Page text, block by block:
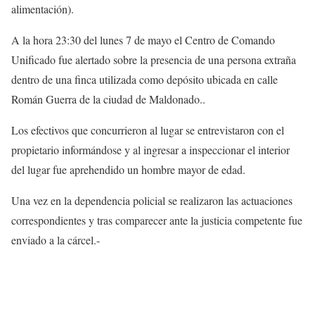
alimentación).
A la hora 23:30 del lunes 7 de mayo el Centro de Comando
Unificado fue alertado sobre la presencia de una persona extraña
dentro de una finca utilizada como depósito ubicada en calle
Román Guerra de la ciudad de Maldonado..
Los efectivos que concurrieron al lugar se entrevistaron con el
propietario informándose y al ingresar a inspeccionar el interior
del lugar fue aprehendido un hombre mayor de edad.
Una vez en la dependencia policial se realizaron las actuaciones
correspondientes y tras comparecer ante la justicia competente fue
enviado a la cárcel.-